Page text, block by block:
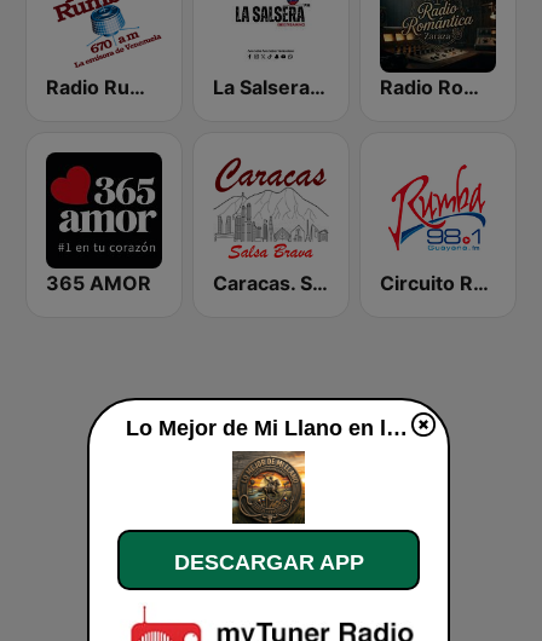
Radio Rumbos La Salsera FM Radio Romántica
365 AMOR Caracas. Salsa Brava... Circuito Rumba - Guayana
Lo Mejor de Mi Llano en línea
DESCARGAR APP